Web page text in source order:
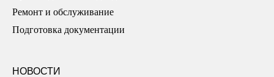
Ремонт и обслуживание
Подготовка документации
НОВОСТИ